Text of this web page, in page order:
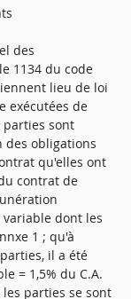
des
1134 du code
lieu de loi
exécutées de
parties sont
des obligations
qu'elles ont
contrat de
dont les
1 ; qu'à
il a été
= 1,5% du C.A.
parties se sont